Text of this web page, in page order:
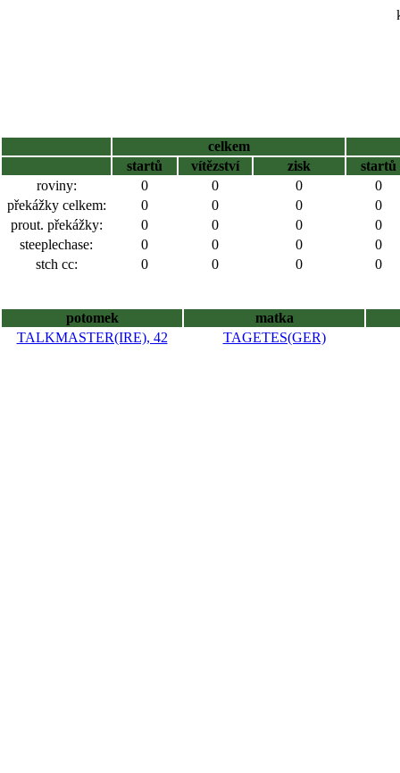
celkem
startů
vítězství zisk
startů
roviny:
0 0 0
0
překážky celkem:
0 0 0
0
prout. překážky:
0 0 0
0
steeplechase:
0 0 0
0
stch cc:
0 0 0 0
potomek
matka
TALKMASTER(IRE), 42
TAGETES(GER)